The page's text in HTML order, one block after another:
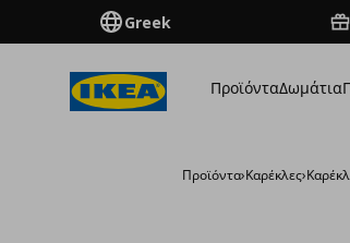
Greek
ΠροϊόνταΔωμάτια
Προϊόντα›Καρέκλες›